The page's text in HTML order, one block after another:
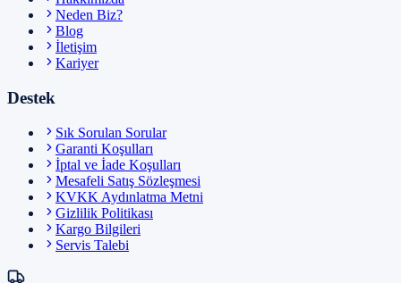
Neden Biz?
Blog
İletişim
Kariyer
Destek
Sık Sorulan Sorular
Garanti Koşulları
İptal ve İade Koşulları
Mesafeli Satış Sözleşmesi
KVKK Aydınlatma Metni
Gizlilik Politikası
Kargo Bilgileri
Servis Talebi